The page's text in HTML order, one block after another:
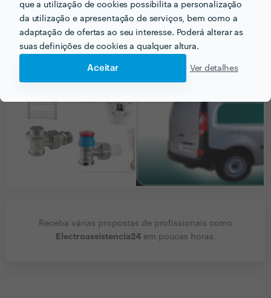
que a utilização de cookies possibilita a personalização
da utilização e apresentação de serviços, bem como a
adaptação de ofertas ao seu interesse. Poderá alterar as
suas definições de cookies a qualquer altura.
Aceitar Ver detalhes
PORTEFÓLIO
Receba várias propostas de profissionais como
Electroassistencia24em poucas horas.